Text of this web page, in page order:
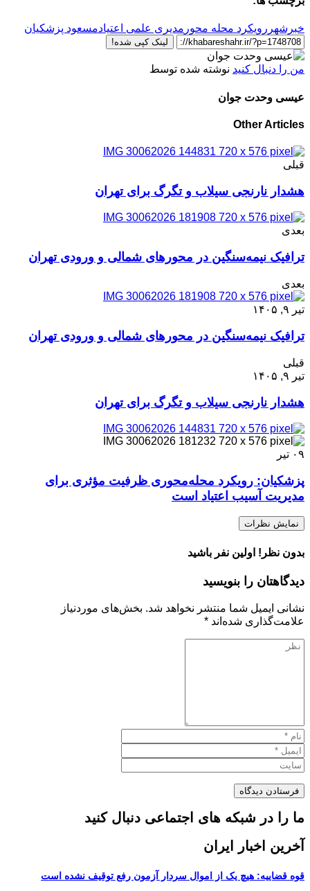
خبرشهر رویکرد محله محور مدیری علمی اعتیادمسعود پزشکیان
لینک کپی شده!
من را دنبال کنید نوشته شده توسط
عیسی وحدت جوان
Other Articles
قبلی
هشدار نارنجی سیلاب و تگرگ برای تهران
بعدی
ترافیک نیمه‌سنگین در محورهای شمالی و ورودی تهران
بعدی
تیر ۹, ۱۴۰۵
ترافیک نیمه‌سنگین در محورهای شمالی و ورودی تهران
قبلی
تیر ۹, ۱۴۰۵
هشدار نارنجی سیلاب و تگرگ برای تهران
۰۹ تیر
پزشکیان: رویکرد محله‌محوری ظرفیت مؤثری برای
مدیریت آسیب اعتیاد است
نمایش نظرات
بدون نظر! اولین نفر باشید
دیدگاهتان را بنویسید
نشانی ایمیل شما منتشر نخواهد شد. بخش‌های موردنیاز
علامت‌گذاری شده‌اند *
ما را در شبکه های اجتماعی دنبال کنید
آخرین اخبار ایران
قوه قضاییه: هیچ یک از اموال سردار آزمون رفع توقیف نشده است